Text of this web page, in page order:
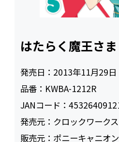
はたらく魔王さ
発売日： 2013年11月29日
品番： KWBA-1212R
JANコード：
発売元： クロックワークス
販売元： ポニーキャニオン